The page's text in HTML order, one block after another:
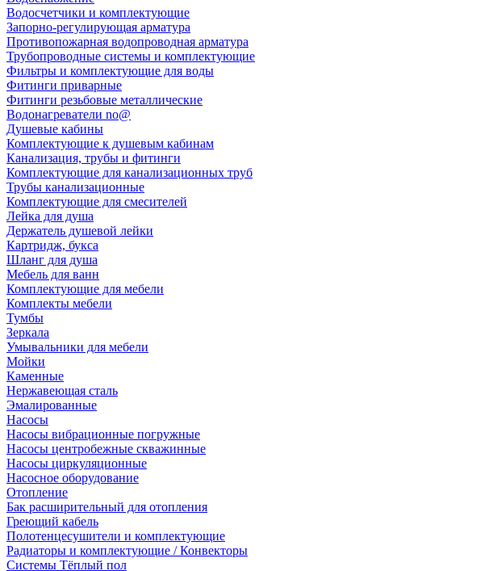
Водосчетчики и комплектующие
Запорно-регулирующая арматура
Противопожарная водопроводная арматура
Трубопроводные системы и комплектующие
Фильтры и комплектующие для воды
Фитинги приварные
Фитинги резьбовые металлические
Водонагреватели no@
Душевые кабины
Комплектующие к душевым кабинам
Канализация, трубы и фитинги
Комплектующие для канализационных труб
Трубы канализационные
Комплектующие для смесителей
Лейка для душа
Держатель душевой лейки
Картридж, букса
Шланг для душа
Мебель для ванн
Комплектующие для мебели
Комплекты мебели
Тумбы
Зеркала
Умывальники для мебели
Мойки
Каменные
Нержавеющая сталь
Эмалированные
Насосы
Насосы вибрационные погружные
Насосы центробежные скважинные
Насосы циркуляционные
Насосное оборудование
Отопление
Бак расширительный для отопления
Греющий кабель
Полотенцесушители и комплектующие
Радиаторы и комплектующие / Конвекторы
Системы Тёплый пол